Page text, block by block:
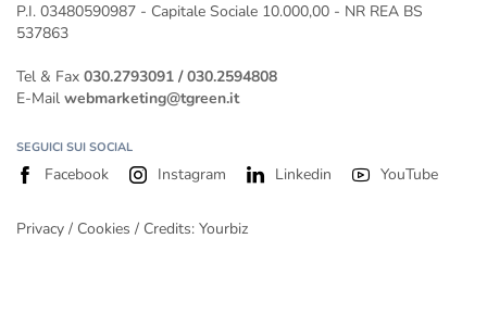
P.I. 03480590987 - Capitale Sociale 10.000,00 - NR REA BS
537863
Tel & Fax 030.2793091 /030.2594808
E-Mail webmarketing@tgreen.it
SEGUICI SUI SOCIAL
Facebook Instagram Linkedin YouTube
Privacy / Cookies / Credits: Yourbiz